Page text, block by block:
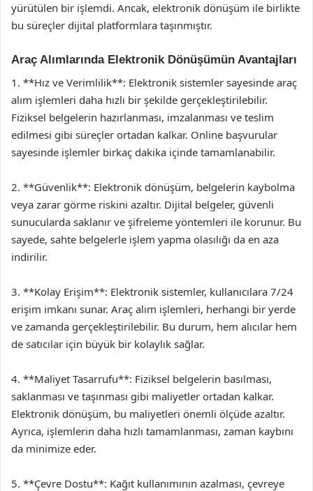
yürütülen bir işlemdi. Ancak, elektronik dönüşüm ile birlikte
bu süreçler dijital platformlara taşınmıştır.
Araç Alımlarında Elektronik Dönüşümün Avantajları
1. **Hız ve Verimlilik**: Elektronik sistemler sayesinde araç
alım işlemleri daha hızlı bir şekilde gerçekleştirilebilir.
Fiziksel belgelerin hazırlanması, imzalanması ve teslim
edilmesi gibi süreçler ortadan kalkar. Online başvurular
sayesinde işlemler birkaç dakika içinde tamamlanabilir.
2. **Güvenlik**: Elektronik dönüşüm, belgelerin kaybolma
veya zarar görme riskini azaltır. Dijital belgeler, güvenli
sunucularda saklanır ve şifreleme yöntemleri ile korunur. Bu
sayede, sahte belgelerle işlem yapma olasılığı da en aza
indirilir.
3. **Kolay Erişim**: Elektronik sistemler, kullanıcılara 7/24
erişim imkanı sunar. Araç alım işlemleri, herhangi bir yerde
ve zamanda gerçekleştirilebilir. Bu durum, hem alıcılar hem
de satıcılar için büyük bir kolaylık sağlar.
4. **Maliyet Tasarrufu**: Fiziksel belgelerin basılması,
saklanması ve taşınması gibi maliyetler ortadan kalkar.
Elektronik dönüşüm, bu maliyetleri önemli ölçüde azaltır.
Ayrıca, işlemlerin daha hızlı tamamlanması, zaman kaybını
da minimize eder.
5. **Çevre Dostu**: Kağıt kullanımının azalması, çevreye